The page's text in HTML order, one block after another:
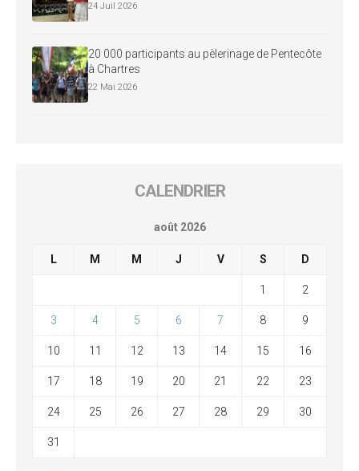
24 Juil 2026
20 000 participants au pèlerinage de Pentecôte
à Chartres
22 Mai 2026
CALENDRIER
août 2026
L M M J V S D
1 2
3 4 5 6 7 8 9
10 11 12 13 14 15 16
17 18 19 20 21 22 23
24 25 26 27 28 29 30
31